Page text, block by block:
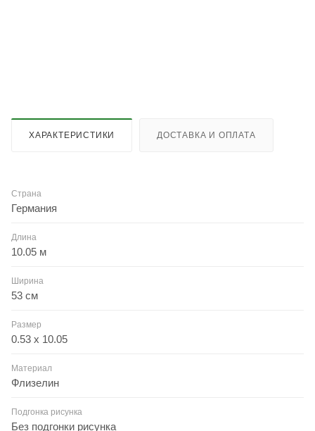
ХАРАКТЕРИСТИКИ ДОСТАВКА И ОПЛАТА
Страна
Германия
Длина
10.05 м
Ширина
53 см
Размер
0.53 x 10.05
Материал
Флизелин
Подгонка рисунка
Без подгонки рисунка